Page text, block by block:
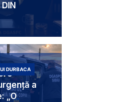
a
„O
DURBACA